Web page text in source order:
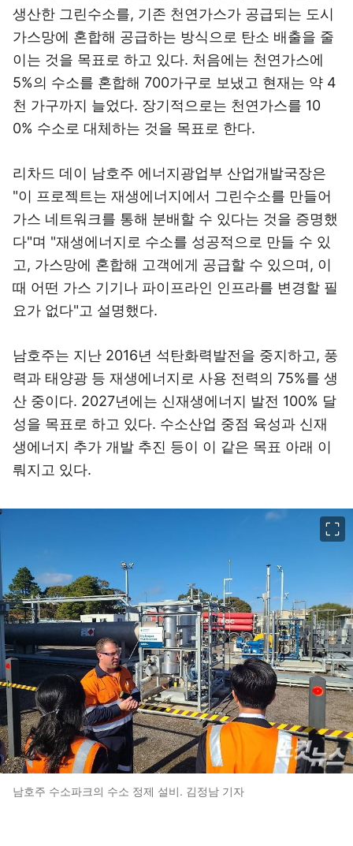
생산한 그린수소를, 기존 천연가스가 공급되는 도시
가스망에 혼합해 공급하는 방식으로 탄소 배출을 줄
이는 것을 목표로 하고 있다. 처음에는 천연가스에
5%의 수소를 혼합해 700가구로 보냈고 현재는 약 4
천 가구까지 늘었다. 장기적으로는 천연가스를 10
0% 수소로 대체하는 것을 목표로 한다.
리차드 데이 남호주 에너지광업부 산업개발국장은
"이 프로젝트는 재생에너지에서 그린수소를 만들어
가스 네트워크를 통해 분배할 수 있다는 것을 증명했
다"며 "재생에너지로 수소를 성공적으로 만들 수 있
고, 가스망에 혼합해 고객에게 공급할 수 있으며, 이
때 어떤 가스 기기나 파이프라인 인프라를 변경할 필
요가 없다"고 설명했다.
남호주는 지난 2016년 석탄화력발전을 중지하고, 풍
력과 태양광 등 재생에너지로 사용 전력의 75%를 생
산 중이다. 2027년에는 신재생에너지 발전 100% 달
성을 목표로 하고 있다. 수소산업 중점 육성과 신재
생에너지 추가 개발 추진 등이 이 같은 목표 아래 이
뤄지고 있다.
남호주 수소파크의 수소 정제 설비. 김정남 기자